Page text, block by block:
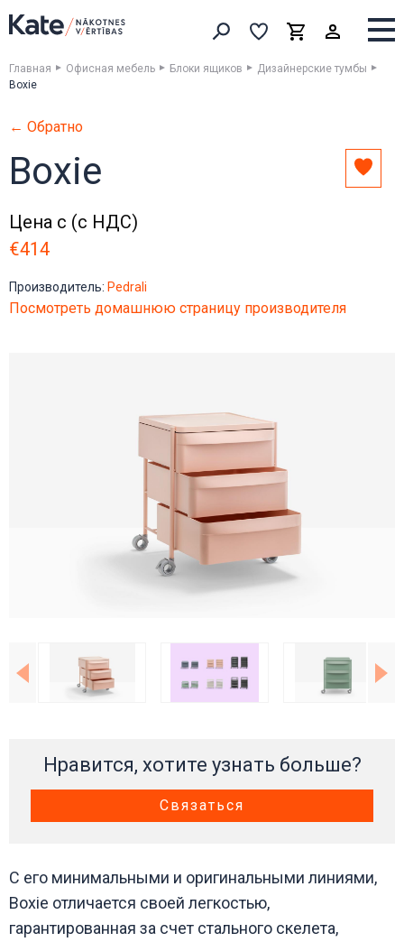
Искать товары
ВыборкаКорзинаВыборка
Главная Офисная мебель Блоки ящиков
Дизайнерские тумбы
Boxie
← Обратно
Boxie
Цена с (с НДС)
€414
Производитель: Pedrali
Посмотреть домашнюю страницу производителя
Нравится, хотите узнать больше?
Связаться
С его минимальными и оригинальными линиями,
Boxie отличается своей легкостью,
гарантированная за счет стального скелета,